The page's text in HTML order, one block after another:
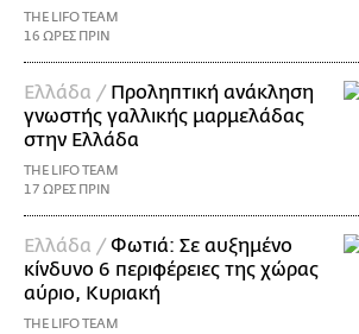
THE LIFO TEAM
16 ΩΡΕΣ ΠΡΙΝ
Ελλάδα / Προληπτική ανάκληση
γνωστής γαλλικής μαρμελάδας
στην Ελλάδα
THE LIFO TEAM
17 ΩΡΕΣ ΠΡΙΝ
Ελλάδα /Φωτιά: Σε αυξημένο
κίνδυνο 6 περιφέρειες της χώρας
αύριο, Κυριακή
THE LIFO TEAM